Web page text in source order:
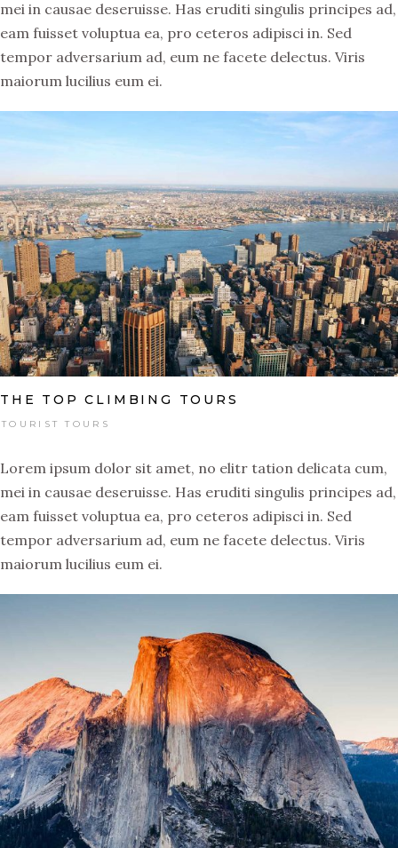
mei in causae deseruisse. Has eruditi singulis principes ad,
eam fuisset voluptua ea, pro ceteros adipisci in. Sed
tempor adversarium ad, eum ne facete delectus. Viris
maiorum lucilius eum ei.
THE TOP CLIMBING TOURS
TOURIST TOURS
Lorem ipsum dolor sit amet, no elitr tation delicata cum,
mei in causae deseruisse. Has eruditi singulis principes ad,
eam fuisset voluptua ea, pro ceteros adipisci in. Sed
tempor adversarium ad, eum ne facete delectus. Viris
maiorum lucilius eum ei.